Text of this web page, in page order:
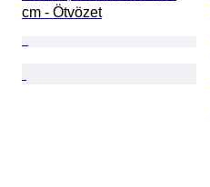
cm - Ötvözet